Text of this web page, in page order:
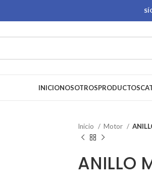
INICIONOSOTROSPRODUCTOS
Inicio Motor
ANILLO